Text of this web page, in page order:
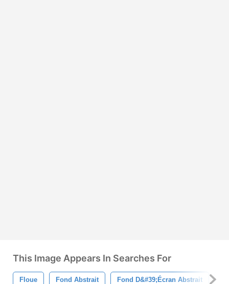
This Image Appears In Searches For
Floue Fond Abstrait Fond D&#39;écran Abstrait